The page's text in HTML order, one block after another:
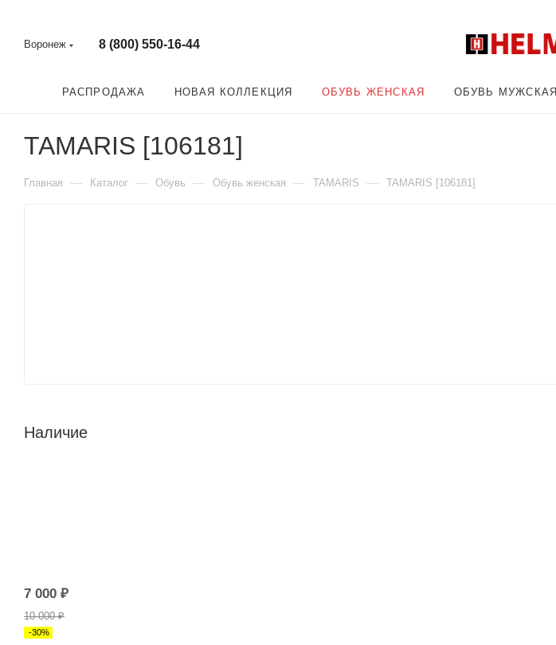
Воронеж 8 (800) 550-16-44
РАСПРОДАЖА НОВАЯ КОЛЛЕКЦИЯ ОБУВЬ ЖЕНСКАЯ ОБУВЬ МУЖСКАЯ
TAMARIS [106181]
Главная — Каталог — Обувь — Обувь женская — TAMARIS — TAMARIS [106181]
Наличие
7 000 ₽
10 000₽
-30%